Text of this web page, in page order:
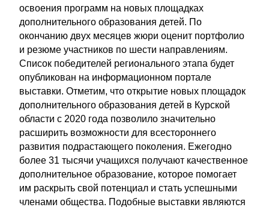
освоения программ на новых площадках
дополнительного образования детей. По
окончанию двух месяцев жюри оценит портфолио
и резюме участников по шести направлениям.
Список победителей регионального этапа будет
опубликован на информационном портале
выставки. Отметим, что открытие новых площадок
дополнительного образования детей в Курской
области с 2020 года позволило значительно
расширить возможности для всестороннего
развития подрастающего поколения. Ежегодно
более 31 тысячи учащихся получают качественное
дополнительное образование, которое помогает
им раскрыть свой потенциал и стать успешными
членами общества. Подобные выставки являются